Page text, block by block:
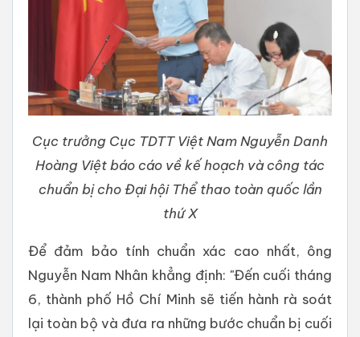
Cục trưởng Cục TDTT Việt Nam Nguyễn Danh
Hoàng Việt báo cáo về kế hoạch và công tác
chuẩn bị cho Đại hội Thể thao toàn quốc lần
thứ X
Để đảm bảo tính chuẩn xác cao nhất, ông
Nguyễn Nam Nhân khẳng định: "Đến cuối tháng
6, thành phố Hồ Chí Minh sẽ tiến hành rà soát
lại toàn bộ và đưa ra những bước chuẩn bị cuối